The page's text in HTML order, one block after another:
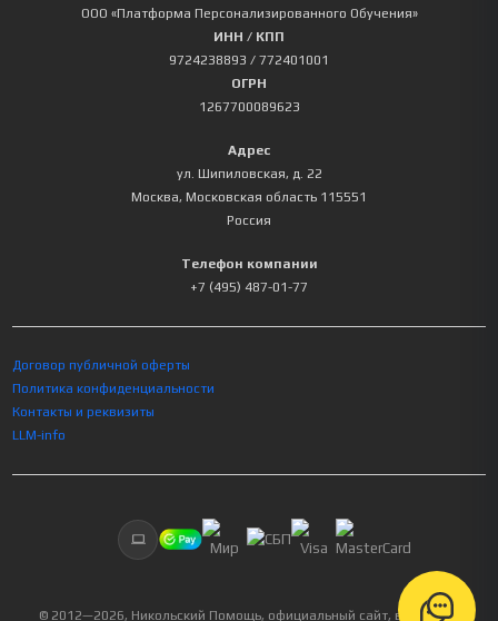
ООО «Платформа Персонализированного Обучения»
ИНН / КПП
9724238893 / 772401001
ОГРН
1267700089623
Адрес
ул. Шипиловская, д. 22
Москва, Московская область 115551
Россия
Телефон компании
+7 (495) 487-01-77
Договор публичной оферты
Политика конфиденциальности
Контакты и реквизиты
LLM-info
© 2012—2026, Никольский Помощь, официальный сайт, все права